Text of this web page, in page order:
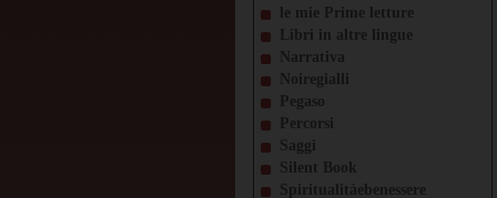
le mie Prime letture
Libri in altre lingue
Narrativa
Noiregialli
Pegaso
Percorsi
Saggi
Silent Book
Spiritualitàebenessere